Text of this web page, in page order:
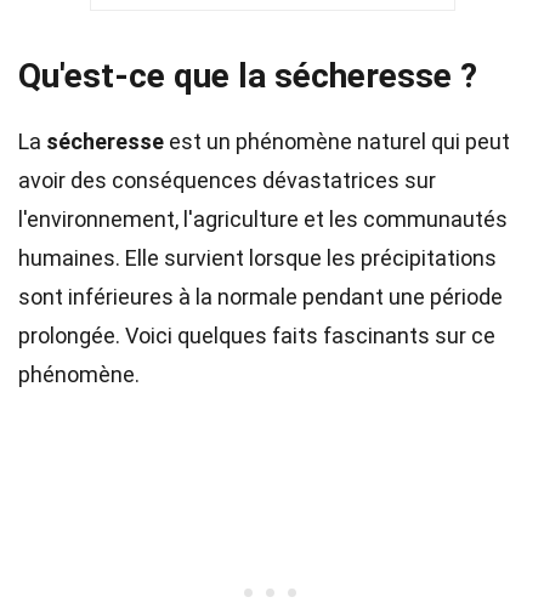
Qu'est-ce que la sécheresse ?
La sécheresse est un phénomène naturel qui peut
avoir des conséquences dévastatrices sur
l'environnement, l'agriculture et les communautés
humaines. Elle survient lorsque les précipitations
sont inférieures à la normale pendant une période
prolongée. Voici quelques faits fascinants sur ce
phénomène.